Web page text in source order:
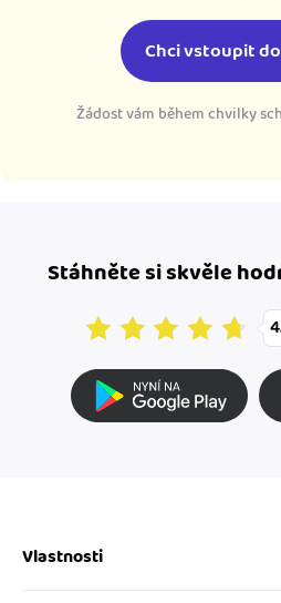
Chci vstoupit
Žádost vám během chvilky
Stáhněte si skvěle
Vlastnosti
Fakturační vlastnosti